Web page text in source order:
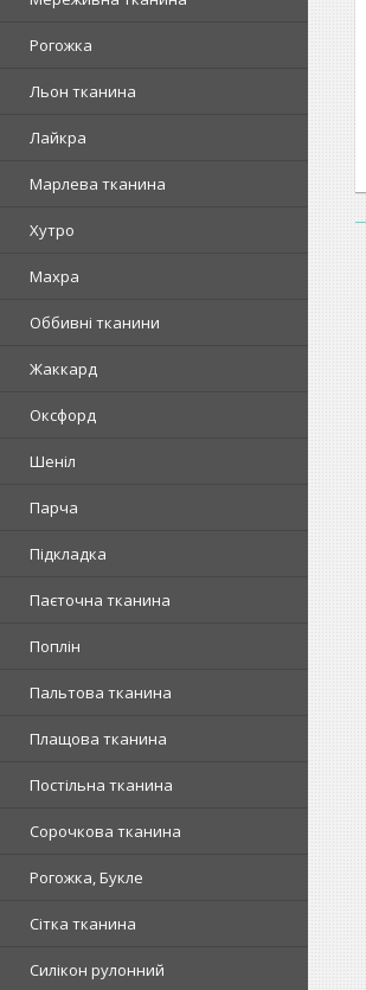
Рогожка
Льон тканина
Лайкра
Марлева тканина
Хутро
Махра
Оббивні тканини
Жаккард
Оксфорд
Шеніл
Парча
Підкладка
Паєточна тканина
Поплін
Пальтова тканина
Плащова тканина
Постільна тканина
Сорочкова тканина
Рогожка, Букле
Сітка тканина
Силікон рулонний